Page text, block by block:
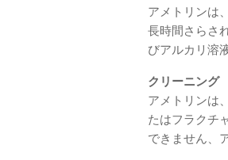
アメトリンは
長時間さらさ
びアルカリ溶
クリーニング
アメトリンは
たはフラクチ
できません、